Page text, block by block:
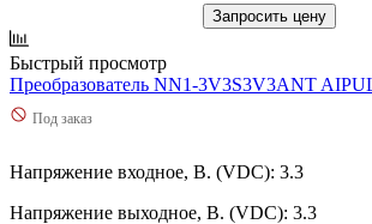
Запросить цену
Быстрый просмотр
Преобразователь NN1-3V3S3V3ANT
Под заказ
Напряжение входное, В. (VDC): 3.3
Напряжение выходное, В. (VDC): 3.3